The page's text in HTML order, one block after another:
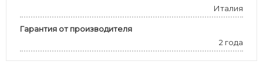
Италия
Гарантия от производителя
2 года